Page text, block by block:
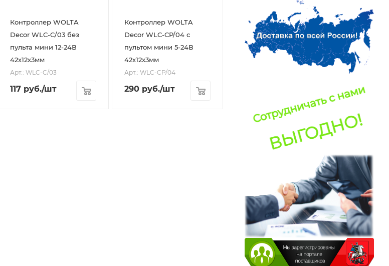
Контроллер WOLTA
Decor WLC-C/03 без
пульта мини 12-24В
42х12х3мм
Арт.: WLC-C/03
117 руб./шт
Контроллер WOLTA
Decor WLC-CP/04 с
пультом мини 5-24В
42х12х3мм
Арт.: WLC-CP/04
290 руб./шт